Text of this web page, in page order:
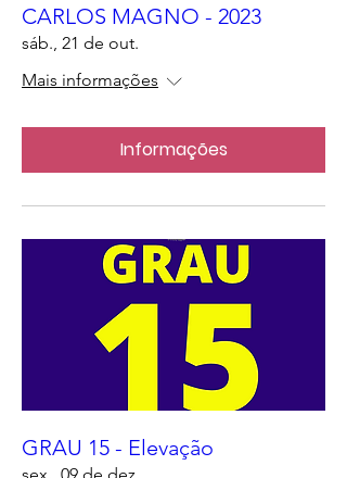
CARLOS MAGNO - 2023
sáb., 21 de out.
Mais informações
Informações
GRAU 15 - Elevação
sex., 09 de dez.